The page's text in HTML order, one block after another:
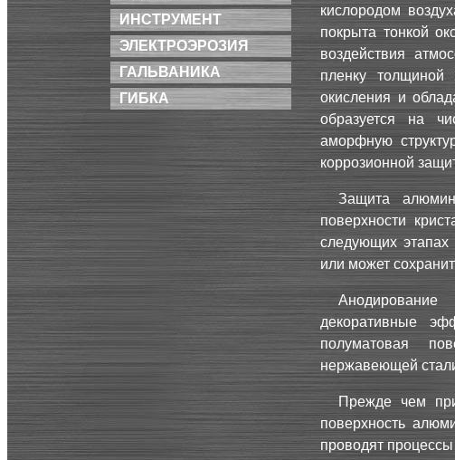
ИНСТРУМЕНТ
ЭЛЕКТРОЭРОЗИЯ
ГАЛЬВАНИКА
ГИБКА
кислородом
покрыта тонкой
воздействия
пленку
окисления и
образуется на
аморфную
коррозионной
Защита
поверхности
следующих
или может
декоративные
полуматовая
нержавеющей
Прежде чем
поверхность
проводят